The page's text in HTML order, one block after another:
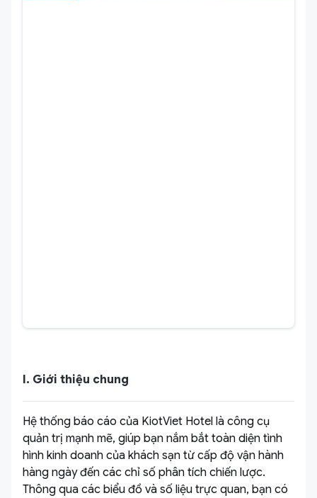
I. Giới thiệu chung
Hệ thống báo cáo của KiotViet Hotel là công cụ
quản trị mạnh mẽ, giúp bạn nắm bắt toàn diện tình
hình kinh doanh của khách sạn từ cấp độ vận hành
hàng ngày đến các chỉ số phân tích chiến lược.
Thông qua các biểu đồ và số liệu trực quan, bạn có